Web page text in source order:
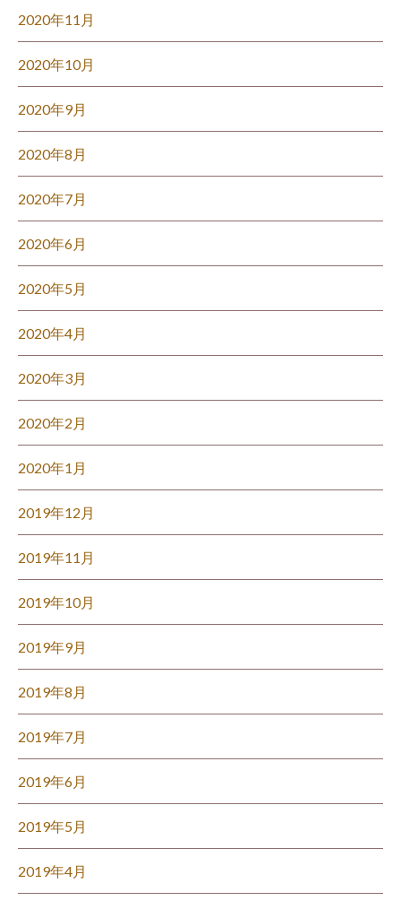
2020年11月
2020年10月
2020年9月
2020年8月
2020年7月
2020年6月
2020年5月
2020年4月
2020年3月
2020年2月
2020年1月
2019年12月
2019年11月
2019年10月
2019年9月
2019年8月
2019年7月
2019年6月
2019年5月
2019年4月